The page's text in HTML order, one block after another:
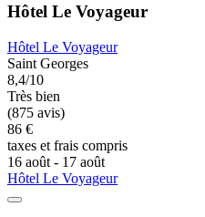
Hôtel Le Voyageur
Hôtel Le Voyageur
Saint Georges
8,4/10
Très bien
(875 avis)
86 €
taxes et frais compris
16 août - 17 août
Hôtel Le Voyageur